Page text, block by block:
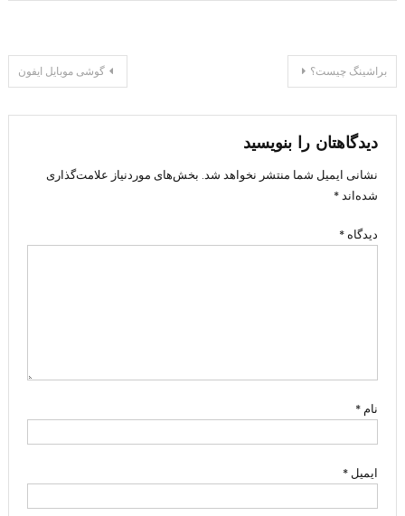
راهبری
نوشته
گوشی موبایل ایفون براشينگ چيست؟
دیدگاهتان را بنویسید
نشانی ایمیل شما منتشر نخواهد شد. بخش‌های موردنیاز علامت‌گذاری
شده‌اند*
دیدگاه *
نام*
ایمیل *